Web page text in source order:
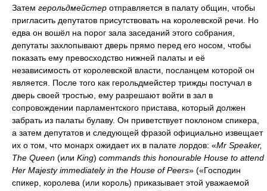
Затем герольдмейстер отправляется в палату общин, чтобы
пригласить депутатов присутствовать на королевской речи. Но
едва он вошёл на порог зала заседаний этого собрания,
депутаты захлопывают дверь прямо перед его носом, чтобы
показать ему превосходство нижней палаты и её
независимость от королевской власти, посланцем которой он
является. После того как герольдмейстер трижды постучал в
дверь своей тростью, ему разрешают войти в зал в
сопровождении парламентского пристава, который должен
забрать из палаты булаву. Он приветствует поклоном спикера,
а затем депутатов и следующей фразой официально извещает
их о том, что монарх ожидает их в палате лордов: «Mr Speaker,
The Queen (или King) commands this honourable House to attend
Her Majesty immediately in the House of Peers» («Господин
спикер, королева (или король) приказывает этой уважаемой